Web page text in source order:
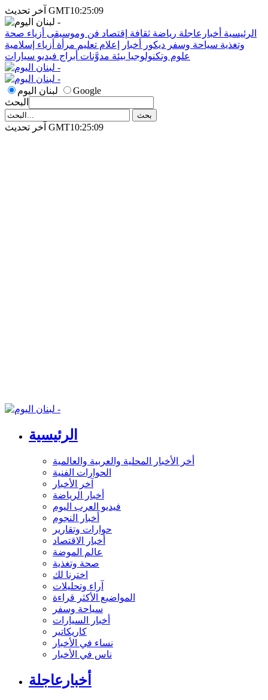
آخر تحديث GMT10:25:09
الرئيسية أخبارعاجلة رياضة ثقافة إقتصاد فن وموسيقى أزياء صحة
وتغذية سياحة وسفر ديكور أخبار إعلام تعليم مرأة أزياء إسلامية
علوم وتكنولوجيا بيئة مدوَّنات أبراج فيديو سيارات
لبنان اليوم
Google
البحث
آخر تحديث GMT10:25:09
الرئيسية
أخر الأخبار المحلية والعربية والعالمية
الحوارات الفنية
آخر الأخبار
أخبار الرياضة
فيديو العرب اليوم
أخبار النجوم
حوارات وتقارير
أخبار الاقتصاد
عالم الموضة
صحة وتغذية
اخترنا لك
آراء وتحليلات
المواضيع الأكثر قراءة
سياحة وسفر
أخبار السيارات
كاريكاتير
نساء في الأخبار
ناس في الأخبار
أخبارعاجلة